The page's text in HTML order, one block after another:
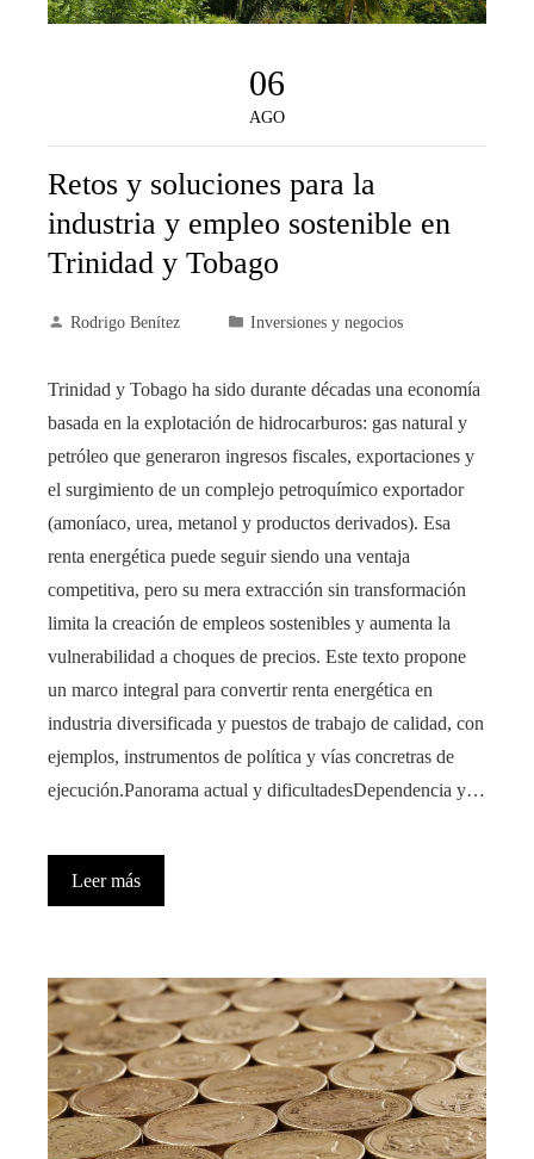
06
AGO
Retos y soluciones para la
industria y empleo sostenible en
Trinidad y Tobago
Rodrigo Benítez Inversiones y negocios
Trinidad y Tobago ha sido durante décadas una economía
basada en la explotación de hidrocarburos: gas natural y
petróleo que generaron ingresos fiscales, exportaciones y
el surgimiento de un complejo petroquímico exportador
(amoníaco, urea, metanol y productos derivados). Esa
renta energética puede seguir siendo una ventaja
competitiva, pero su mera extracción sin transformación
limita la creación de empleos sostenibles y aumenta la
vulnerabilidad a choques de precios. Este texto propone
un marco integral para convertir renta energética en
industria diversificada y puestos de trabajo de calidad, con
ejemplos, instrumentos de política y vías concretras de
ejecución.Panorama actual y dificultadesDependencia y…
Leer más